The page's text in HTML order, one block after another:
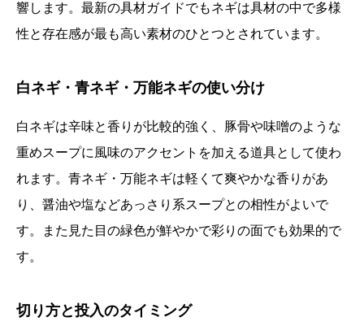
響します。最新の具材ガイドでもネギは具材の中で多様
性と存在感が最も高い素材のひとつとされています。
白ネギ・青ネギ・万能ネギの使い分け
白ネギは辛味と香りが比較的強く、豚骨や味噌のような
重めスープに風味のアクセントを加える道具として使わ
れます。青ネギ・万能ネギは軽くて爽やかな香りがあ
り、醤油や塩などあっさり系スープとの相性がよいで
す。また見た目の緑色が鮮やかで彩りの面でも効果的で
す。
切り方と投入のタイミング